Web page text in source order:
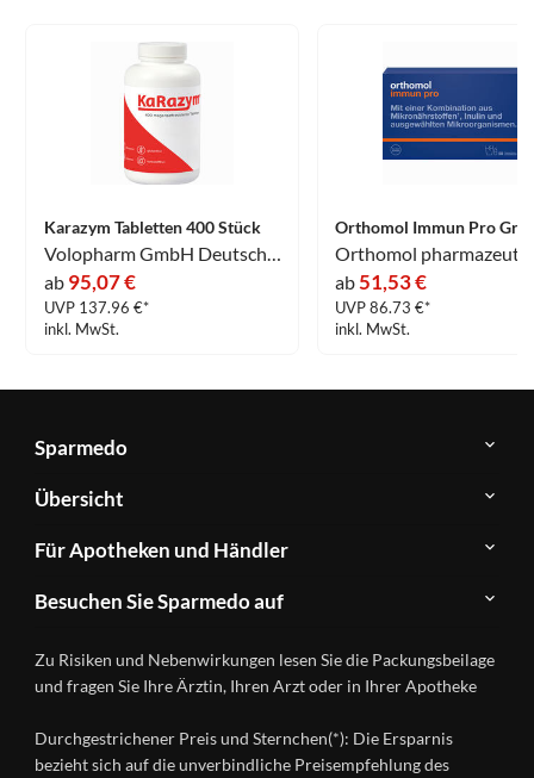
Karazym Tabletten 400 Stück
Volopharm GmbH Deutschland
ab 95,07 €
UVP 137.96 €*
inkl. MwSt.
Orthomol
ab51,53 €
UVP 86.73 €*
inkl. MwSt.
Sparmedo
Über
Sparmedo
FAQ
Kontakt
Datenschutz
Nutzungsbedingungen
Übersicht
Herstellerverzeichnis
Produkte
A-
Ratgeber
Wirkstoffe
Gesundheitsmagazin
Für Apotheken und Händler
&
Händlerlogin
Besuchen Sie Sparmedo auf
Instagram
Zu Risiken und Nebenwirkungen lesen Sie die Packungsbeilage
und fragen Sie Ihre Ärztin, Ihren Arzt oder in Ihrer Apotheke
Durchgestrichener Preis und Sternchen(*): Die Ersparnis
bezieht sich auf die unverbindliche Preisempfehlung des